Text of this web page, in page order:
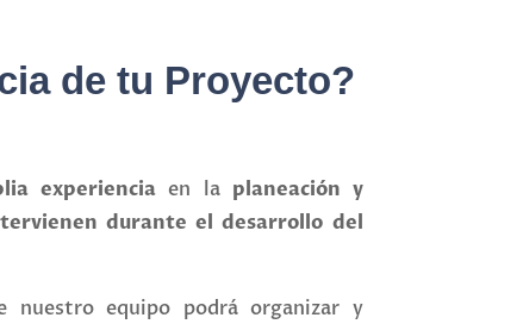
de tu Proyecto?
experienciaen laplaneación y
durante el desarrollo del
nuestro equipo podrá organizar y